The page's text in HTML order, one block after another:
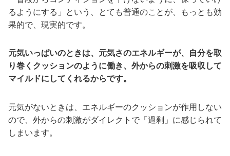
るようにする」という、とても普通のことが、もっとも効
果的で、現実的です。
元気いっぱいのときは、元気さのエネルギーが、自分を取
り巻くクッションのように働き、外からの刺激を吸収して
マイルドにしてくれるからです。
元気がないときは、エネルギーのクッションが作用しない
ので、外からの刺激がダイレクトで「過剰」に感じられて
しまいます。